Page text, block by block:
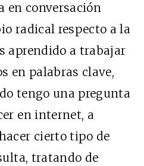
en conversación
radical respecto a la
aprendido a trabajar
en palabras clave,
tengo una pregunta
en internet, a
cierto tipo de
tratando de